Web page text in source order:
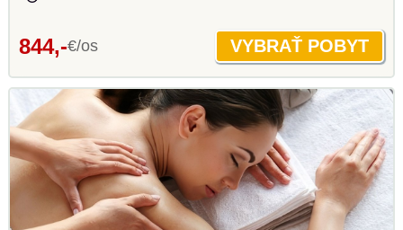
844,-€/os